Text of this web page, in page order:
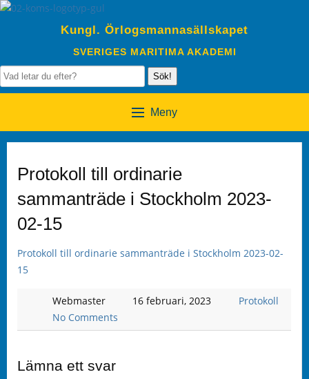
Kungl. Örlogsmannasällskapet
SVERIGES MARITIMA AKADEMI
Sök!
Meny
Protokoll till ordinarie
sammanträde i Stockholm 2023-
02-15
Protokoll till ordinarie sammanträde i Stockholm 2023-02-
15
Webmaster 16 februari, 2023
Protokoll
No Comments
Lämna ett svar